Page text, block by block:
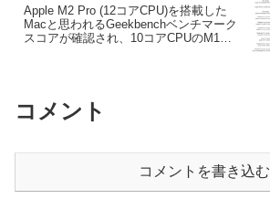
Apple M2 Pro (12コアCPU)を搭載した
Macと思われるGeekbenchベンチマーク
スコアが確認され、10コアCPUのM1
コメント
コメントを書き込む